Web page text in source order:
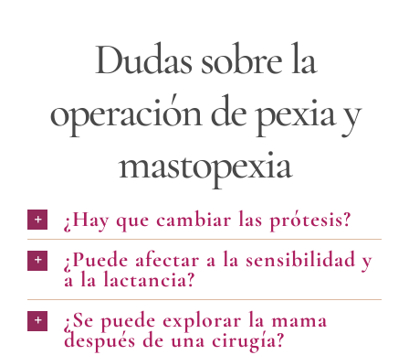
Dudas sobre la
operación de pexia y
mastopexia
¿Hay que cambiar las prótesis?
¿Puede afectar a la sensibilidad y
a la lactancia?
¿Se puede explorar la mama
después de una cirugía?